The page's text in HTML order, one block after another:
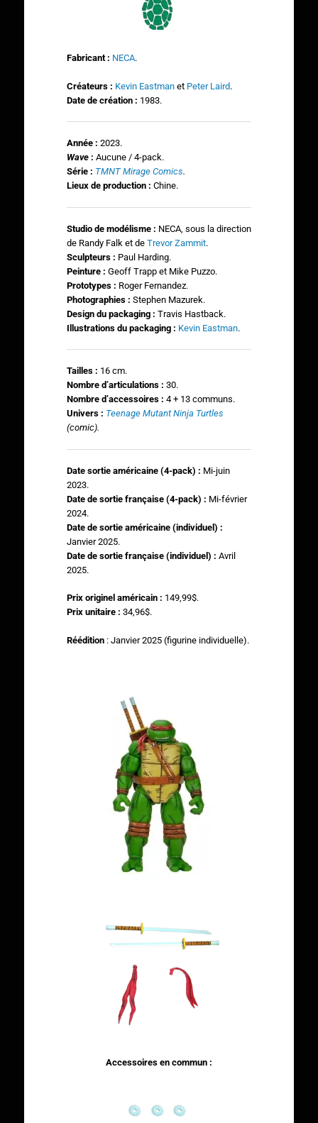
Fabricant : NECA.
Créateurs : Kevin Eastmanet Peter Laird.
Date de création : 1983.
Année : 2023.
Wave: Aucune / 4-pack.
Série : TMNT Mirage Comics.
Lieux de production : Chine.
Studio de modélisme : NECA, sous la direction
de Randy Falk et de Trevor Zammit.
Sculpteurs : Paul Harding.
Peinture : Geoff Trapp et Mike Puzzo.
Prototypes : Roger Fernandez.
Photographies : Stephen Mazurek.
Design du packaging : Travis Hastback.
Illustrations du packaging : Kevin Eastman.
Tailles : 16 cm.
Nombre d’articulations : 30.
Nombre d’accessoires : 4 + 13 communs.
Univers : Teenage Mutant Ninja Turtles
(comic).
Date sortie américaine (4-pack) : Mi-juin
2023.
Date de sortie française (4-pack) : Mi-février
2024.
Date de sortie américaine (individuel) :
Janvier 2025.
Date de sortie française (individuel) : Avril
2025.
Prix originel américain : 149,99$.
Prix unitaire : 34,96$.
Réédition: Janvier 2025 (figurine individuelle).
Accessoires en commun :